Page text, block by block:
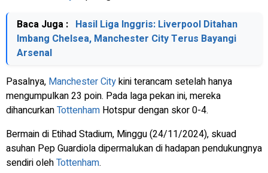
Baca Juga : Hasil Liga Inggris: Liverpool Ditahan
Imbang Chelsea, Manchester City Terus Bayangi
Arsenal
Pasalnya, Manchester Citykini terancam setelah hanya
mengumpulkan 23 poin. Pada laga pekan ini, mereka
dihancurkanTottenham Hotspur dengan skor 0-4.
Bermain di Etihad Stadium, Minggu (24/11/2024), skuad
asuhan Pep Guardiola dipermalukan di hadapan pendukungnya
sendiri olehTottenham.